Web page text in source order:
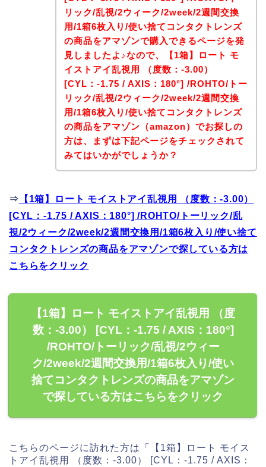
リック/乱視/2ウィーク/2week/2週間交換
用/1箱6枚入り/使い捨てコンタクトレンズ
の商品をアマゾンで購入できるページを発
見しましたよ♪なので、【1箱】ロート モ
イストアイ乱視用 （度数：-3.00）
[CYL：-1.75 / AXIS：180°] /ROHTO/トー
リック/乱視/2ウィーク/2week/2週間交換
用/1箱6枚入り/使い捨てコンタクトレンズ
の商品をアマゾン（amazon）でお探しの
方は、まずは下記ページをチェックされて
みてはいかがでしょうか？
⇒
【1箱】ロート モイストアイ乱視用 （度数：-3.00）
[CYL：-1.75 / AXIS：180°] /ROHTO/トーリック/乱
視/2ウィーク/2week/2週間交換用/1箱6枚入り/使い捨て
コンタクトレンズの商品をアマゾンで探している方は
こちらをクリック
【1箱】ロート モイストアイ乱視用 （度
数：-3.00） [CYL：-1.75 / AXIS：180°]
/ROHTO/トーリック/乱視/2ウィー
ク/2week/2週間交換用/1箱6枚入り/使い
捨てコンタクトレンズの商品をアマゾン
で探している方はこちらをクリック
こちらのページに訪れた方は「【1箱】ロート モイス
トアイ乱視用 （度数：-3.00） [CYL：-1.75 / AXIS：